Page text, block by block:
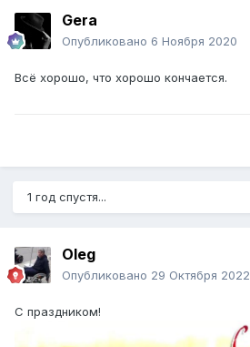
Gera
Опубликовано 6 Ноября 2020
Всё хорошо, что хорошо кончается.
1 год спустя...
Oleg
Опубликовано 29 Октября 2022
С праздником!